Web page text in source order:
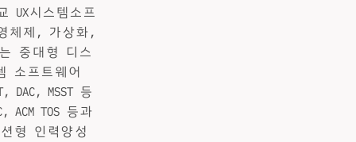
UX시스템소프
체제, 가상화,
중대형 디스
소프트웨어
MSST 등
TOS 등과
형 인력양성